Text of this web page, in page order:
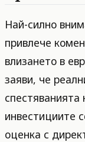
Най-силно
привлече
влизането в
заяви, че
спестяванията
инвестициите
оценка с